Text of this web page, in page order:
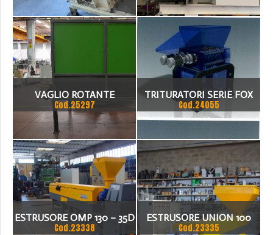
NOSTRA SALA PROVE,
VAGLIO ROTANTE
Cod.25297
TRITURATORI SERIE FOX
Cod.24055
ESTRUSORE OMP 130 – 35D
Cod.23338
ESTRUSORE UNION 100
Cod.23335